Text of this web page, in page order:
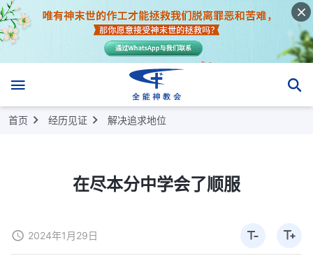
首页 经历见证 解决追求地位
在尽本分中学会了顺服
2024年1月29日